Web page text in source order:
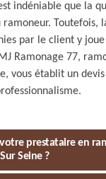
indéniable que la
Toutefois,
par le client y
Ramonage 77,
vous établit un
prestataire en
Seine ?